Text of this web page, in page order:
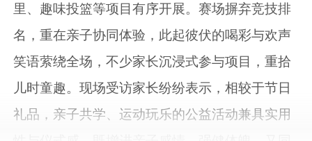
里、趣味投篮等项目有序开展。赛场摒弃竞技排
名，重在亲子协同体验，此起彼伏的喝彩与欢声
笑语萦绕全场，不少家长沉浸式参与项目，重拾
儿时童趣。现场受访家长纷纷表示，相较于节日
礼品，亲子共学、运动玩乐的公益活动兼具实用